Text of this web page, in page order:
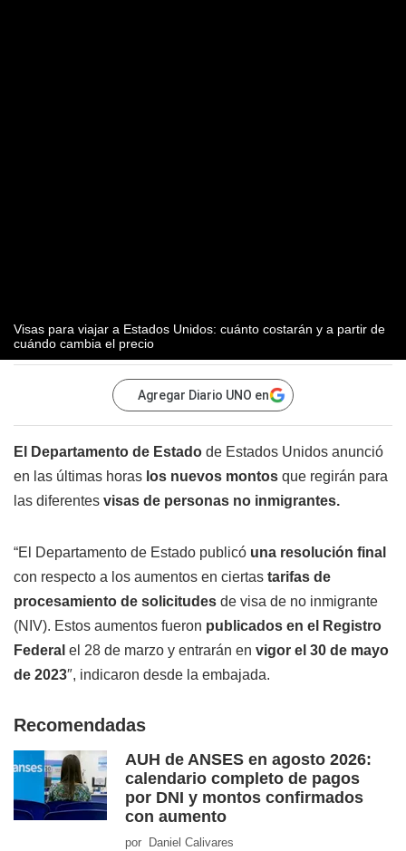
Visas para viajar a Estados Unidos: cuánto costarán y a partir de
cuándo cambia el precio
Agregar Diario UNO en
El Departamento de Estado de Estados Unidos anunció
en las últimas horas los nuevos montos que regirán para
las diferentes visas de personas no inmigrantes.
“El Departamento de Estado publicó una resolución final
con respecto a los aumentos en ciertas tarifas de
procesamiento de solicitudes de visa de no inmigrante
(NIV). Estos aumentos fueron publicados en el Registro
Federal el 28 de marzo y entrarán en vigor el 30 de mayo
de 2023″, indicaron desde la embajada.
Recomendadas
AUH de ANSES en agosto 2026:
calendario completo de pagos
por DNI y montos confirmados
con aumento
por Daniel Calivares